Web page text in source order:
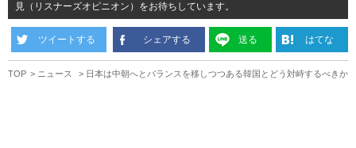
見（リスナーズオピニオン）をお待ちしています。
ツイートする シェアする 送る はてな
TOP ニュース 日本は中朝へとバランスを移しつつある韓国とどう対峙するべきか